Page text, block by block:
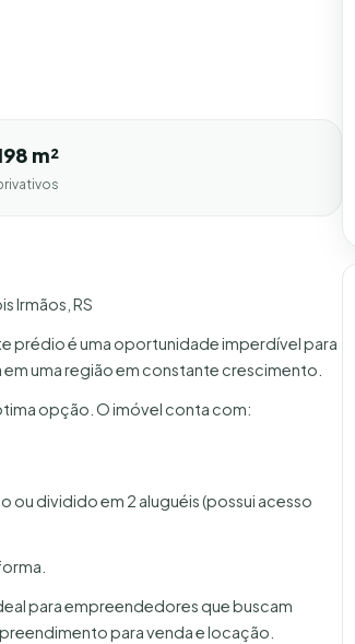
m²
Irmãos, RS
prédio é uma oportunidade imperdível para
uma região em constante crescimento.
opção. O imóvel conta com:
ou dividido em 2 aluguéis (possui acesso
para empreendedores que buscam
para venda e locação.